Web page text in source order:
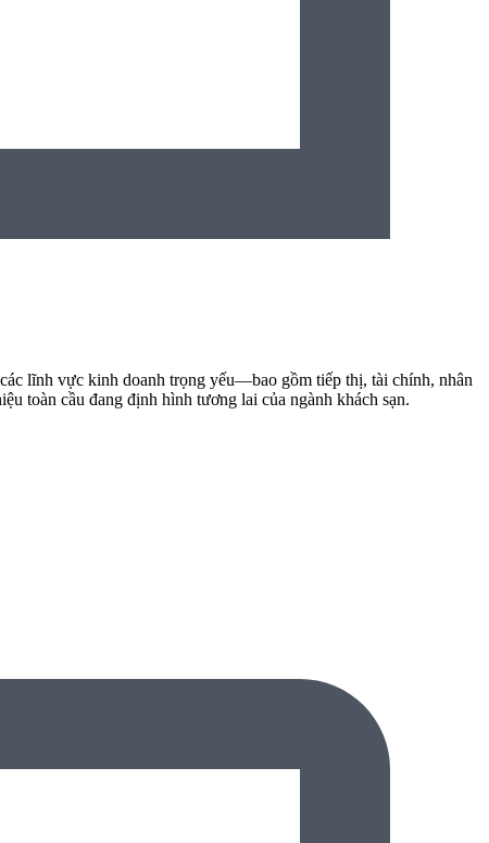
lĩnh vực kinh doanh trọng yếu—bao gồm tiếp thị, tài chính, nhân
toàn cầu đang định hình tương lai của ngành khách sạn.